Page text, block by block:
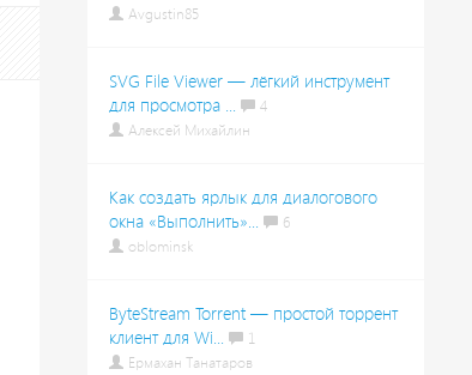
Avgustin85
SVG File Viewer — лёгкий инструмент
для просмотра ...
4
Алексей Михайлин
Как создать ярлык для диалогового
окна «Выполнить»...
6
oblominsk
ByteStream Torrent — простой торрент
клиент для Wi...
1
Ермахан Танатаров